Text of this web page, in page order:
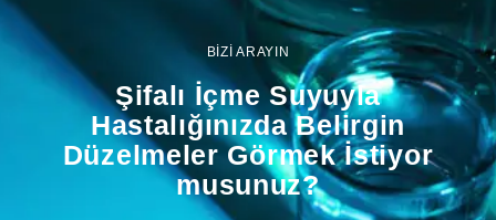
BİZİ ARAYIN
Şifalı İçme Suyuyla
Hastalığınızda Belirgin
Düzelmeler Görmek İstiyor
musunuz?